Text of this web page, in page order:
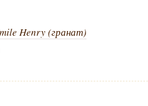
Henry (гранат)